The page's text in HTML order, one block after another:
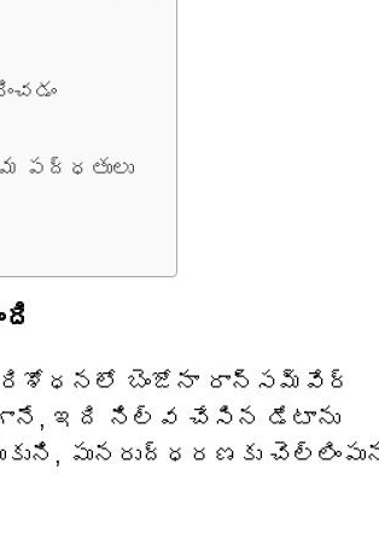
పద్ధతులు
పరిశోధనలో బెంజోనా రాన్సమ్‌వేర్
ఇది నిల్వ చేసిన డేటాను
పునరుద్ధరణకు